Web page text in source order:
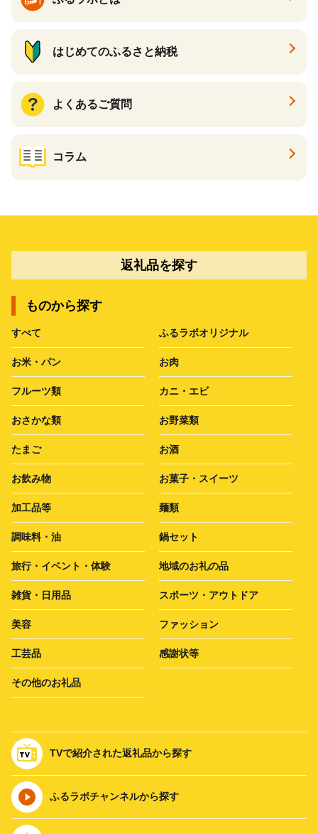
はじめてのふるさと納税
よくあるご質問
コラム
返礼品を探す
ものから探す
すべて ふるラボオリジナル
お米・パン お肉
フルーツ類 カニ・エビ
おさかな類 お野菜類
たまご お酒
お飲み物 お菓子・スイーツ
加工品等 麺類
調味料・油 鍋セット
旅行・イベント・体験 地域のお礼の品
雑貨・日用品 スポーツ・アウトドア
美容 ファッション
工芸品 感謝状等
その他のお礼品
TVで紹介された返礼品から探す
ふるラボチャンネルから探す